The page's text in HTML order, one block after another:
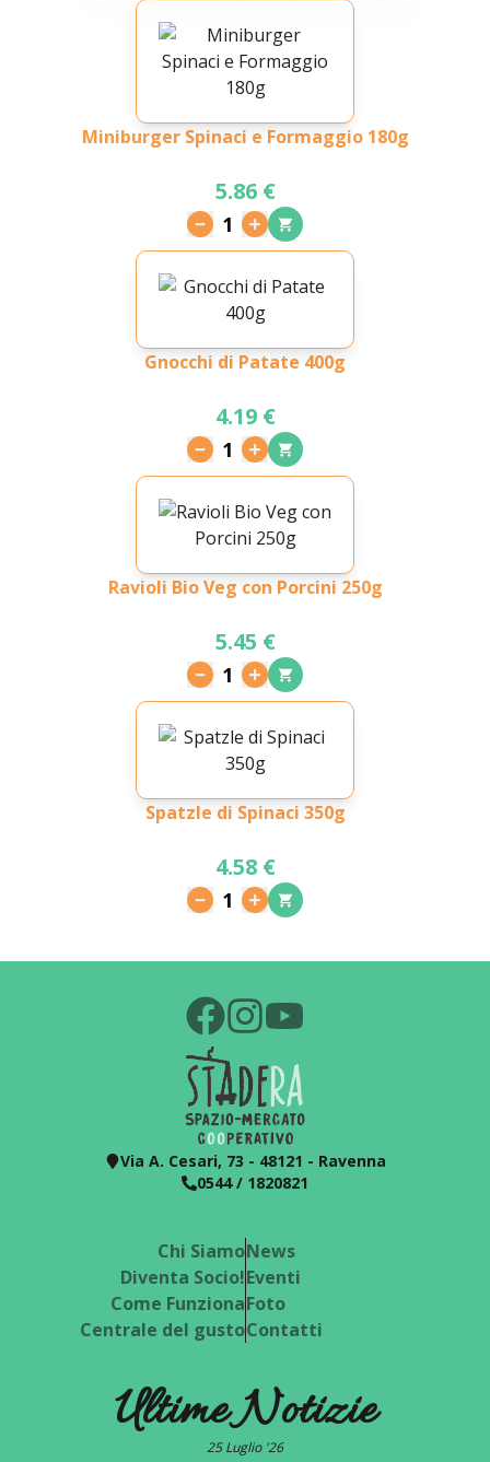
Miniburger Spinaci e Formaggio 180g
5.86 €
1
Gnocchi di Patate 400g
4.19 €
1
Ravioli Bio Veg con Porcini 250g
5.45 €
1
Spatzle di Spinaci 350g
4.58 €
1
Via A. Cesari, 73 - 48121 - Ravenna
0544 / 1820821
Chi Siamo
Diventa Socio!
Come Funziona
Centrale del gusto
News
Eventi
Foto
Contatti
Ultime Notizie
25 Luglio '26